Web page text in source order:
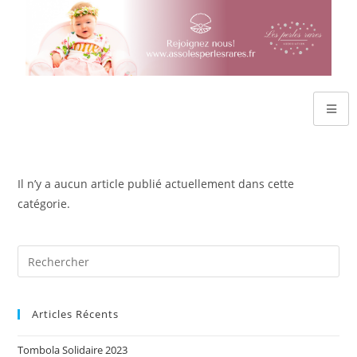
Il n’y a aucun article publié actuellement dans cette
catégorie.
Articles Récents
Tombola Solidaire 2023